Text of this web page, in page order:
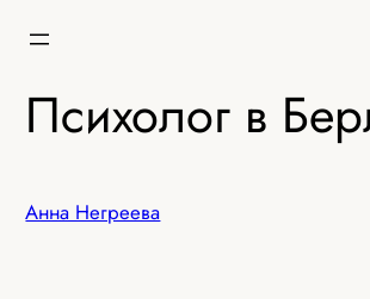
Психолог в
Анна Негреева